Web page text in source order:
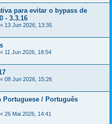
para evitar o bypass de
- 3.3.16
« 13 Jun 2026, 13:35
« 11 Jun 2026, 18:54
« 08 Jun 2026, 15:26
Portuguese / Português
« 26 Mai 2026, 14:41